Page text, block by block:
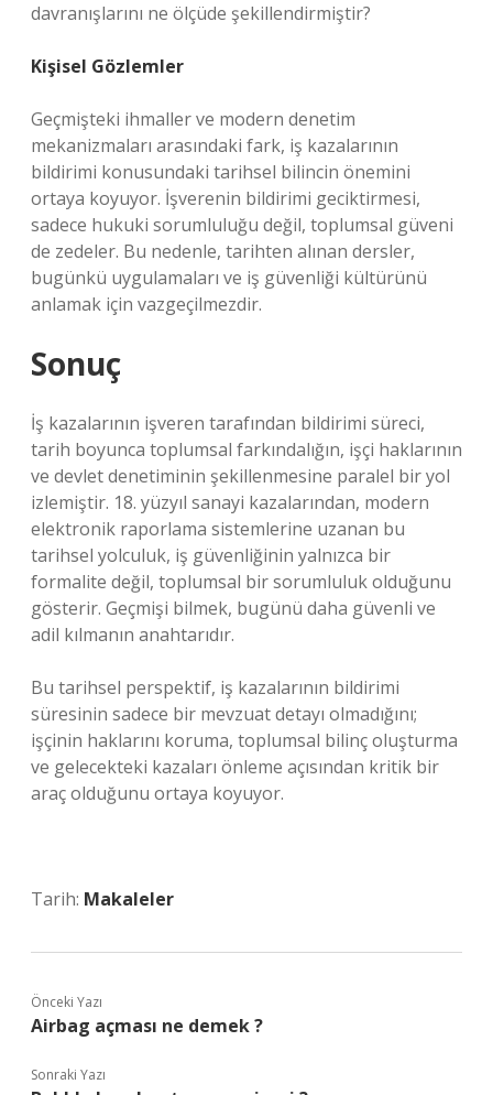
davranışlarını ne ölçüde şekillendirmiştir?
Kişisel Gözlemler
Geçmişteki ihmaller ve modern denetim
mekanizmaları arasındaki fark, iş kazalarının
bildirimi konusundaki tarihsel bilincin önemini
ortaya koyuyor. İşverenin bildirimi geciktirmesi,
sadece hukuki sorumluluğu değil, toplumsal güveni
de zedeler. Bu nedenle, tarihten alınan dersler,
bugünkü uygulamaları ve iş güvenliği kültürünü
anlamak için vazgeçilmezdir.
Sonuç
İş kazalarının işveren tarafından bildirimi süreci,
tarih boyunca toplumsal farkındalığın, işçi haklarının
ve devlet denetiminin şekillenmesine paralel bir yol
izlemiştir. 18. yüzyıl sanayi kazalarından, modern
elektronik raporlama sistemlerine uzanan bu
tarihsel yolculuk, iş güvenliğinin yalnızca bir
formalite değil, toplumsal bir sorumluluk olduğunu
gösterir. Geçmişi bilmek, bugünü daha güvenli ve
adil kılmanın anahtarıdır.
Bu tarihsel perspektif, iş kazalarının bildirimi
süresinin sadece bir mevzuat detayı olmadığını;
işçinin haklarını koruma, toplumsal bilinç oluşturma
ve gelecekteki kazaları önleme açısından kritik bir
araç olduğunu ortaya koyuyor.
Tarih: Makaleler
Önceki Yazı
Airbag açması ne demek ?
Sonraki Yazı